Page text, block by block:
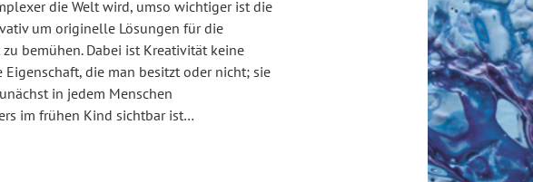
die Welt wird, umso wichtiger ist die
um originelle Lösungen für die
bemühen. Dabei ist Kreativität keine
Eigenschaft, die man besitzt oder nicht; sie
in jedem Menschen
im frühen Kind sichtbar ist…